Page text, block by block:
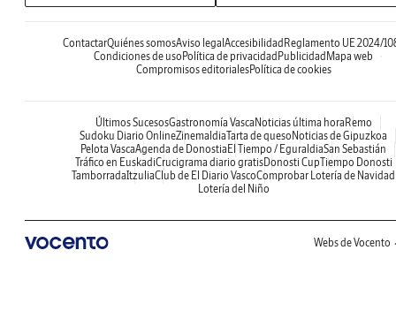
ContactarQuiénes somosAviso legal Accesibilidad Reglamento UE 2024/
Condiciones de uso Política de privacidad Publicidad Mapa web
Compromisos editorialesPolítica de cookies
Últimos SucesosGastronomía Vasca Noticias última hora Remo
Sudoku Diario OnlineZinemaldiaTarta de queso Noticias de Gipuzkoa
Pelota VascaAgenda de Donostia El Tiempo / EguraldiaSan Sebastián
Tráfico en EuskadiCrucigrama diario gratisDonosti CupTiempo Donosti
TamborradaItzuliaClub de El Diario VascoComprobar Lotería de Navidad
Lotería del Niño
Webs de Vocento